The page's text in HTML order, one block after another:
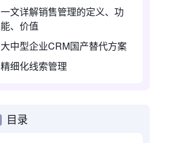
一文详解销售管理的定义、功
能、价值
大中型企业CRM国产替代方案
精细化线索管理
目录